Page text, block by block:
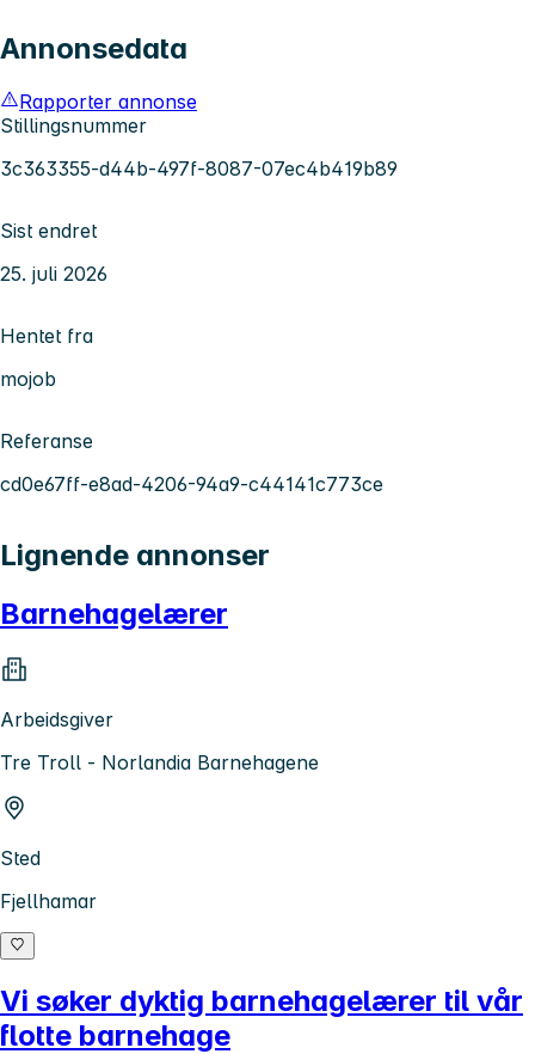
Annonsedata
Rapporter annonse
Stillingsnummer
3c363355-d44b-497f-8087-07ec4b419b89
Sist endret
25. juli 2026
Hentet fra
mojob
Referanse
cd0e67ff-e8ad-4206-94a9-c44141c773ce
Lignende annonser
Barnehagelærer
Arbeidsgiver
Tre Troll - Norlandia Barnehagene
Sted
Fjellhamar
Vi søker dyktig barnehagelærer til vår
flotte barnehage